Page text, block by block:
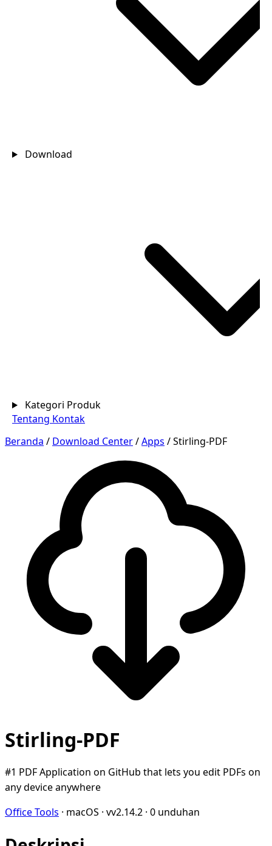
Download
Kategori Produk
Tentang Kontak
Beranda / Download Center/Apps /Stirling-PDF
Stirling-PDF
#1 PDF Application on GitHub that lets you edit PDFs on
any device anywhere
Office Tools · macOS · vv2.14.2 · 0 unduhan